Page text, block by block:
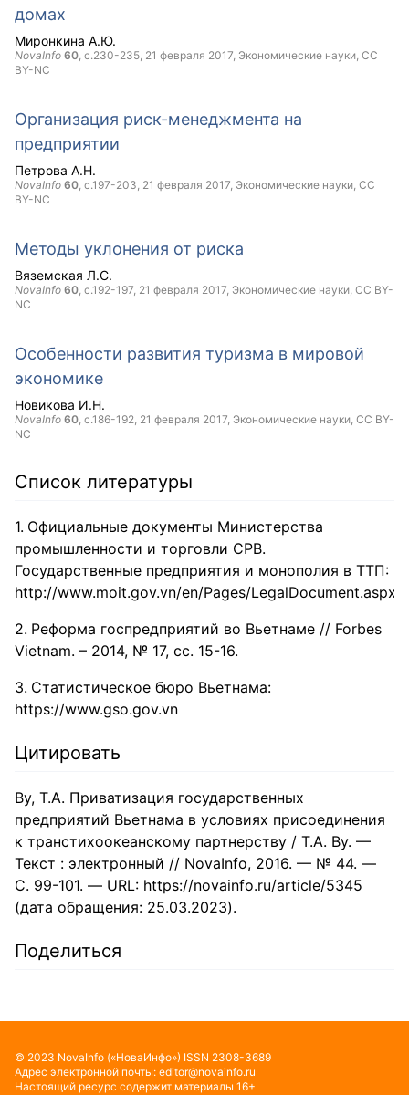
домах
Миронкина А.Ю.
NovaInfo 60, с.230-235, 21 февраля 2017, Экономические науки, CC
BY-NC
Организация риск-менеджмента на
предприятии
Петрова А.Н.
NovaInfo 60, с.197-203, 21 февраля 2017, Экономические науки, CC
BY-NC
Методы уклонения от риска
Вяземская Л.С.
NovaInfo 60, с.192-197, 21 февраля 2017, Экономические науки, CC BY-
NC
Особенности развития туризма в мировой
экономике
Новикова И.Н.
NovaInfo 60, с.186-192, 21 февраля 2017, Экономические науки, CC BY-
NC
Список литературы
Официальные документы Министерства
промышленности и торговли СРВ.
Государственные предприятия и монополия в ТТП:
http://www.moit.gov.vn/en/Pages/LegalDocument.aspx
Реформа госпредприятий во Вьетнаме // Forbes
Vietnam. – 2014, № 17, cc. 15-16.
Статистическое бюро Вьетнама:
https://www.gso.gov.vn
Цитировать
Ву, Т.А. Приватизация государственных
предприятий Вьетнама в условиях присоединения
к транстихоокеанскому партнерству / Т.А. Ву. —
Текст : электронный // NovaInfo, 2016. — № 44. —
С. 99-101. — URL: https://novainfo.ru/article/5345
(дата обращения: 25.03.2023).
Поделиться
© 2023 NovaInfo («НоваИнфо») ISSN 2308-3689
Адрес электронной почты: editor@novainfo.ru
Настоящий ресурс содержит материалы 16+